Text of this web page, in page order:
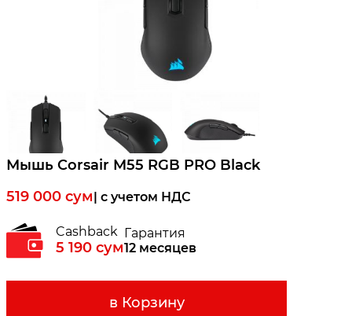
Мышь Corsair M55 RGB PRO Black
519 000 сум| c учетом НДС
Cashback
5 190 сум
Гарантия
12 месяцев
в Корзину